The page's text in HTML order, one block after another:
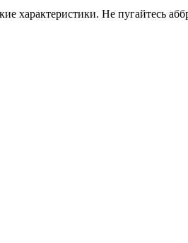
характеристики. Не пугайтесь